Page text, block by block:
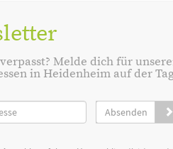
Melde dich für
in Heidenheim auf der
Absenden